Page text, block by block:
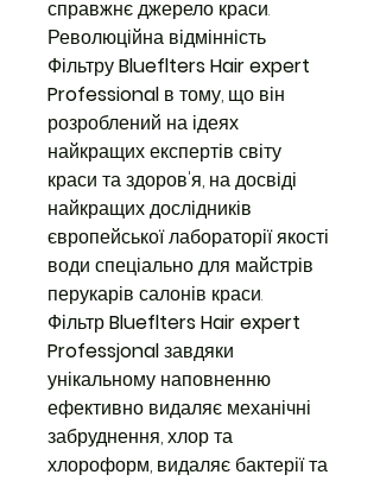
справжнє джерело краси.
Революційна відмінність
ФільтруBlueflters Hair expert
Professional в тому, що він
розроблений на ідеях
найкращих експертів світу
краси та здоров'я, на досвіді
найкращих дослідників
європейської лабораторії якості
води спеціально для майстрів
перукарів салонів краси.
ФільтрBlueflters Hair expert
Professjonalзавдяки
унікальному наповненню
ефективно видаляє механічні
забруднення, хлор та
хлороформ, видаляє бактерії та